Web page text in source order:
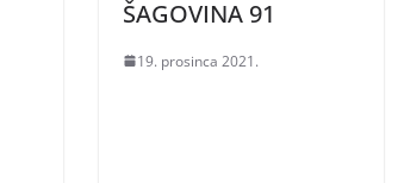
ŠAGOVINA 91
19. prosinca 2021.